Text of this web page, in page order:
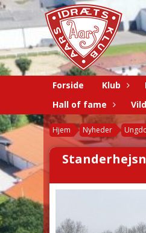
Forside Klub
Hall of fame
Hjem Nyheder